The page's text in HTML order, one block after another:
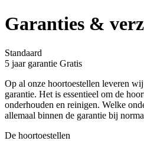
Garanties &
Standaard
5 jaar garantie Gratis
Op al onze hoortoestellen leveren
garantie. Het is essentieel om de
onderhouden en reinigen. Welke
allemaal binnen de garantie bij
De hoortoestellen